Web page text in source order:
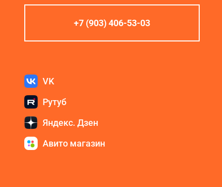
+7 (903) 406-53-03
VK
Рутуб
Яндекс. Дзен
Авито магазин